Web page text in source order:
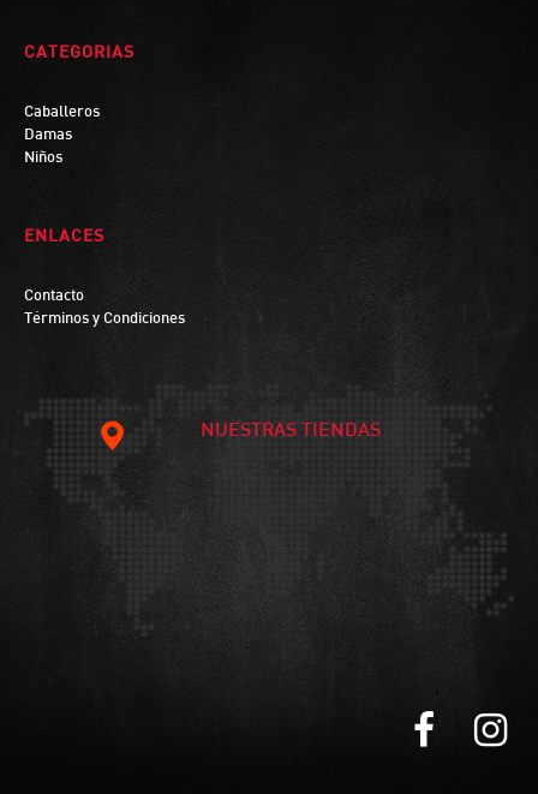
CATEGORIAS
Caballeros
Damas
Niños
ENLACES
Contacto
Términos y Condiciones
NUESTRAS TIENDAS